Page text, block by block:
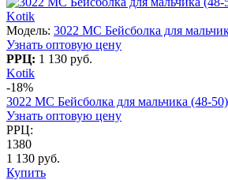
Kotik
Модель: 3022 МC Бейсболка для
Узнать оптовую цену
РРЦ: 1 130 руб.
Kotik
-18%
3022 МC Бейсболка для мальчика (48-50)
Узнать оптовую цену
РРЦ:
1380
1 130 руб.
Купить